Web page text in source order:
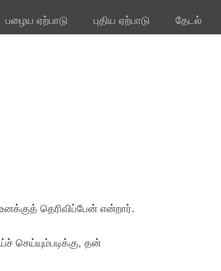
பழைய ஏற்பாடு புதிய ஏற்பாடு தேடல்
தெரிவிப்பேன் என்றார்.
செய்யும்படிக்கு, தன்